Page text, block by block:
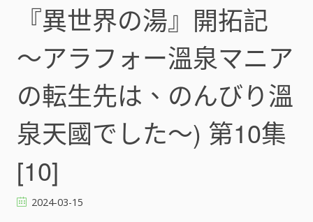
『異世界の湯』開拓記
～アラフォー溫泉マニア
の転生先は、のんびり溫
泉天國でした～) 第10集
[10]
2024-03-15